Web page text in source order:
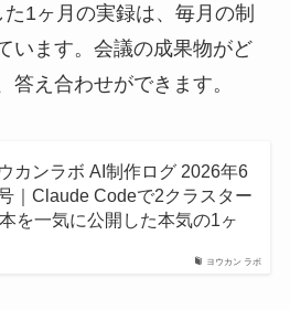
1ヶ月の実録は、毎月の制
います。会議の成果物がど
答え合わせができます。
ヨウカン ラボ
カンラボ AI制作ログ 2026年6
｜Claude Codeで2クラスター
を一気に公開した本気の1ヶ